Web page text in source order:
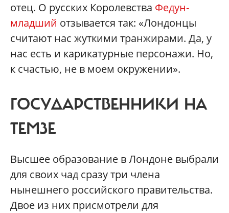
отец. О русских Королевства Федун-
младший отзывается так: «Лондонцы
считают нас жуткими транжирами. Да, у
нас есть и карикатурные персонажи. Но,
к счастью, не в моем окружении».
ГОСУДАРСТВЕННИКИ НА
ТЕМЗЕ
Высшее образование в Лондоне выбрали
для своих чад сразу три члена
нынешнего российского правительства.
Двое из них присмотрели для